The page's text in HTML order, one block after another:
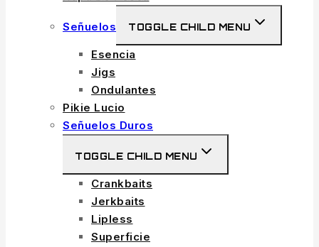
Señuelos TOGGLE CHILD MENU
Esencia
Jigs
Ondulantes
Pikie Lucio
Señuelos Duros
TOGGLE CHILD MENU
Crankbaits
Jerkbaits
Lipless
Superficie